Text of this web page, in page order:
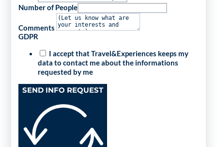
Number of People
Comments
GDPR
I accept that Travel&Experiences keeps my
data to contact me about the informations
requested by me
SEND INFO REQUEST